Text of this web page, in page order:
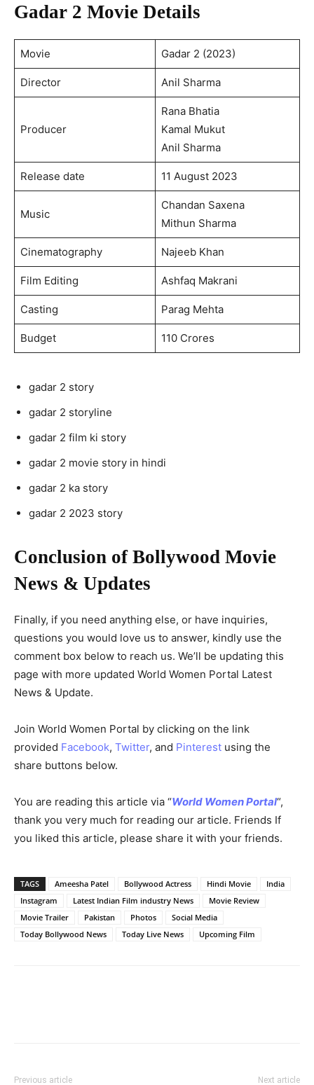
Gadar 2 Movie Details
Movie Gadar 2 (2023)
Director Anil Sharma
Producer
Rana Bhatia
Kamal Mukut
Anil Sharma
Release date 11 August 2023
Music
Chandan Saxena
Mithun Sharma
Cinematography Najeeb Khan
Film Editing Ashfaq Makrani
Casting Parag Mehta
Budget 110 Crores
gadar 2 story
gadar 2 storyline
gadar 2 film ki story
gadar 2 movie story in hindi
gadar 2 ka story
gadar 2 2023 story
Conclusion of Bollywood Movie
News & Updates
Finally, if you need anything else, or have inquiries,
questions you would love us to answer, kindly use the
comment box below to reach us. We’ll be updating this
page with more updated World Women Portal Latest
News & Update.
Join World Women Portal by clicking on the link
provided Facebook, Twitter, and Pinterest using the
share buttons below.
You are reading this article via “World Women Portal“,
thank you very much for reading our article. Friends If
you liked this article, please share it with your friends.
TAGS Ameesha Patel Bollywood Actress Hindi Movie
India
Instagram
Latest Indian Film industry News
Movie Review
Movie Trailer
Pakistan Photos
Social Media
Today Bollywood News
Today Live News Upcoming Film
Previous article Next article